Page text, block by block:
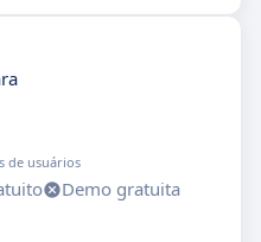
de usuários
Demo gratuita